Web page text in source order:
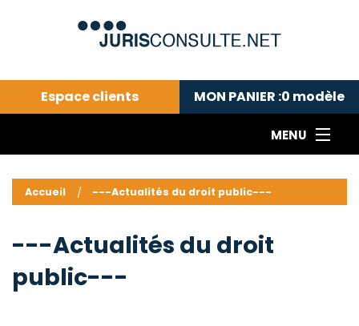
Espace clients MON PANIER :0 modèle
MENU
---Actualités du droit public---
Droit pénal---
Droit privé ---
Abonnement aux actualités
Accueil ---Actualités du droit public---
---Actualités du droit
public---